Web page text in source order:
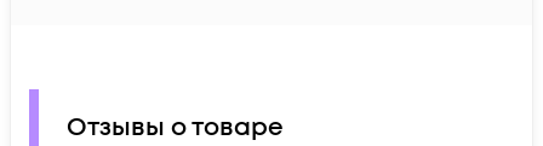
Отзывы о товаре